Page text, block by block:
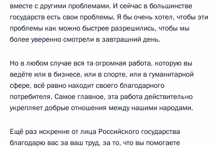
вместе с другими проблемами. И сейчас в большинстве
государств есть свои проблемы. Я бы очень хотел, чтобы эти
проблемы как можно быстрее разрешились, чтобы мы
более уверенно смотрели в завтрашний день.
Но в любом случае вся та огромная работа, которую вы
ведёте или в бизнесе, или в спорте, или в гуманитарной
сфере, всё равно находит своего благодарного
потребителя. Самое главное, эта работа действительно
укрепляет добрые отношения между нашими народами.
Ещё раз искренне от лица Российского государства
благодарю вас за ваш труд, за то, что вы помогаете